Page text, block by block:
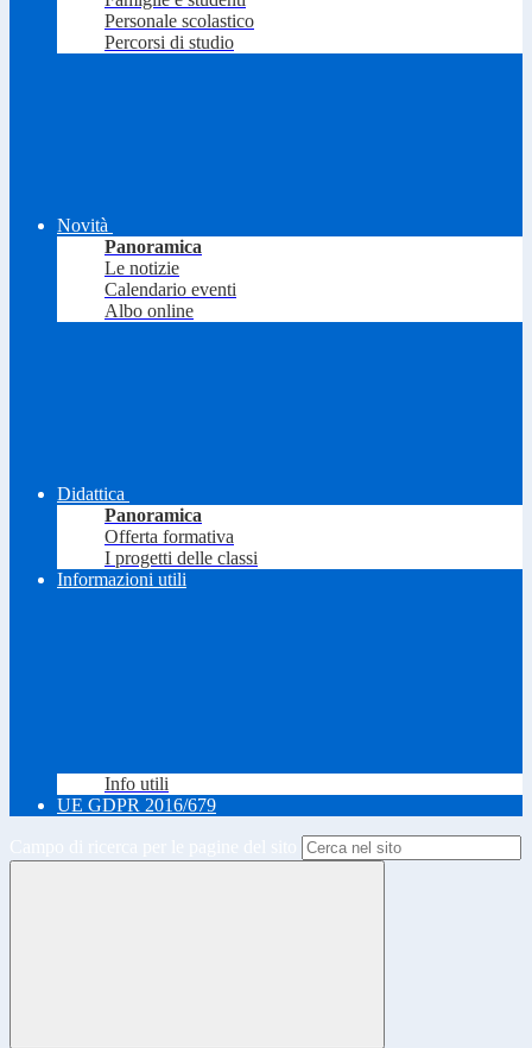
Personale scolastico
Percorsi di studio
Novità
Panoramica
Le notizie
Calendario eventi
Albo online
Didattica
Panoramica
Offerta formativa
I progetti delle classi
Informazioni utili
Info utili
UE GDPR 2016/679